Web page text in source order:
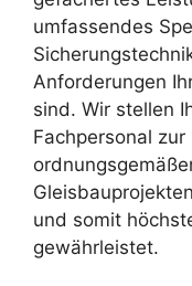
umfassendes
Anforderungen
sind. Wir stellen
Fachpersonal
und somit
gewährleistet.